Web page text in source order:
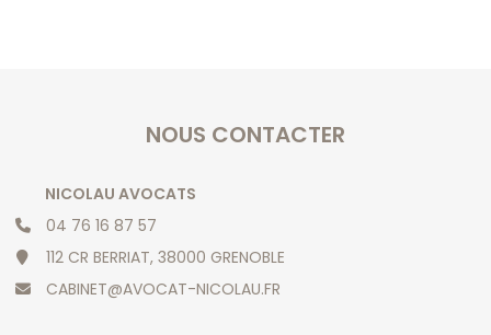
NOUS CONTACTER
NICOLAU AVOCATS
04 76 16 87 57
112 CR BERRIAT, 38000 GRENOBLE
CABINET@AVOCAT-NICOLAU.FR